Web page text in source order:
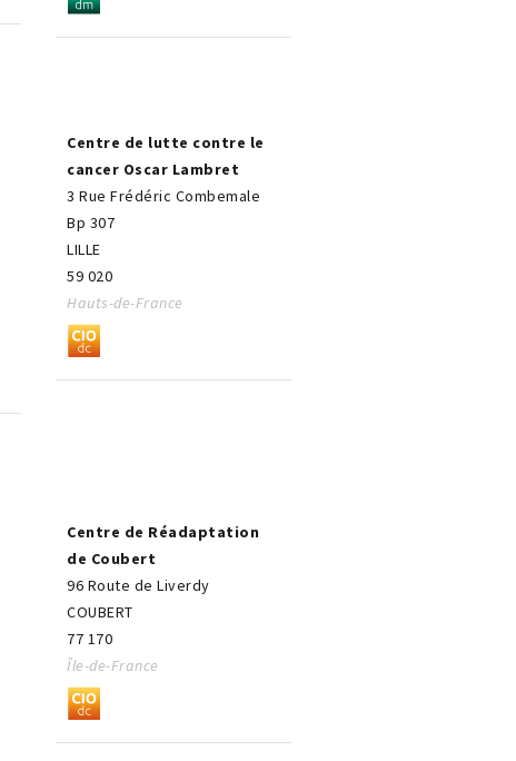
Centre de lutte contre le
cancer Oscar Lambret
3 Rue Frédéric Combemale
Bp 307
LILLE
59 020
Hauts-de-France
Centre de Réadaptation
de Coubert
96 Route de Liverdy
COUBERT
77 170
Île-de-France